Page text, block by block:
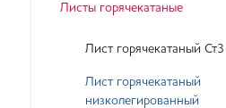
Листы горячекатаные
Лист горячекатаный Ст3
Лист горячекатаный
низколегированный